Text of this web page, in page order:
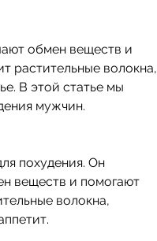
растительные волокна,
В этой статье мы
мужчин.
похудения. Он
веществ и помогают
волокна,